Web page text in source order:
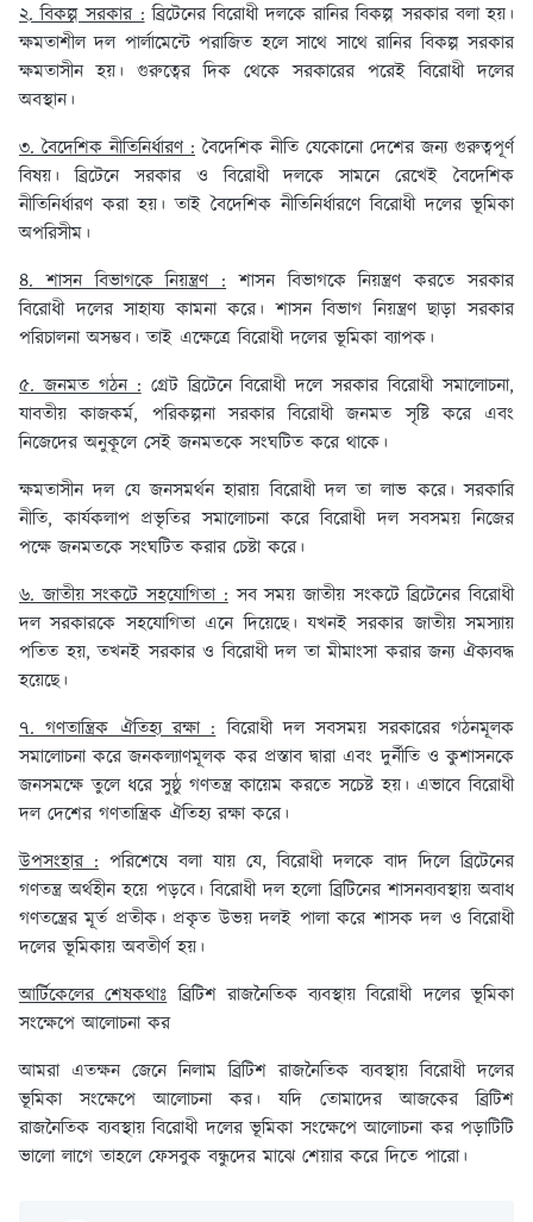
২. বিকল্প সরকার :ব্রিটেনের বিরোধী দলকে রানির বিকল্প সরকার বলা হয়।
ক্ষমতাশীল দল পার্লামেন্টে পরাজিত হলে সাথে সাথে রানির বিকল্প সরকার
ক্ষমতাসীন হয়। গুরুত্বের দিক থেকে সরকারের পরেই বিরোধী দলের
অবস্থান।
৩. বৈদেশিক নীতিনির্ধারণ : বৈদেশিক নীতি যেকোনো দেশের জন্য গুরুত্বপূর্ণ
বিষয়। ব্রিটেনে সরকার ও বিরোধী দলকে সামনে রেখেই বৈদেশিক
নীতিনির্ধারণ করা হয়। তাই বৈদেশিক নীতিনির্ধারণে বিরোধী দলের ভূমিকা
অপরিসীম।
৪. শাসন বিভাগকে নিয়ন্ত্রণ :শাসন বিভাগকে নিয়ন্ত্রণ করতে সরকার
বিরোধী দলের সাহায্য কামনা করে। শাসন বিভাগ নিয়ন্ত্রণ ছাড়া সরকার
পরিচালনা অসম্ভব। তাই এক্ষেত্রে বিরোধী দলের ভূমিকা ব্যাপক।
৫. জনমত গঠন :গ্রেট ব্রিটেনে বিরোধী দলে সরকার বিরোধী সমালোচনা,
যাবতীয় কাজকর্ম, পরিকল্পনা সরকার বিরোধী জনমত সৃষ্টি করে এবং
নিজেদের অনুকূলে সেই জনমতকে সংঘটিত করে থাকে।
ক্ষমতাসীন দল যে জনসমর্থন হারায় বিরোধী দল তা লাভ করে। সরকারি
নীতি, কার্যকলাপ প্রভৃতির সমালোচনা করে বিরোধী দল সবসময় নিজের
পক্ষে জনমতকে সংঘটিত করার চেষ্টা করে।
৬. জাতীয় সংকটে সহযোগিতা :সব সময় জাতীয় সংকটে ব্রিটেনের বিরোধী
দল সরকারকে সহযোগিতা এনে দিয়েছে। যখনই সরকার জাতীয় সমস্যায়
পতিত হয়, তখনই সরকার ও বিরোধী দল তা মীমাংসা করার জন্য ঐক্যবদ্ধ
হয়েছে।
৭. গণতান্ত্রিক ঐতিহ্য রক্ষা :বিরোধী দল সবসময় সরকারের গঠনমূলক
সমালোচনা করে জনকল্যাণমূলক কর প্রস্তাব দ্বারা এবং দুর্নীতি ও কুশাসনকে
জনসমক্ষে তুলে ধরে সুষ্ঠু গণতন্ত্র কায়েম করতে সচেষ্ট হয়। এভাবে বিরোধী
দল দেশের গণতান্ত্রিক ঐতিহ্য রক্ষা করে।
উপসংহার : পরিশেষে বলা যায় যে, বিরোধী দলকে বাদ দিলে ব্রিটেনের
গণতন্ত্র অর্থহীন হয়ে পড়বে। বিরোধী দল হলো ব্রিটিনের শাসনব্যবস্থায় অবাধ
গণতন্ত্রের মূর্ত প্রতীক। প্রকৃত উভয় দলই পালা করে শাসক দল ও বিরোধী
দলের ভূমিকায় অবতীর্ণ হয়।
আর্টিকেলের শেষকথাঃব্রিটিশ রাজনৈতিক ব্যবস্থায় বিরোধী দলের ভূমিকা
সংক্ষেপে আলোচনা কর
আমরা এতক্ষন জেনে নিলাম ব্রিটিশ রাজনৈতিক ব্যবস্থায় বিরোধী দলের
ভূমিকা সংক্ষেপে আলোচনা কর। যদি তোমাদের আজকের ব্রিটিশ
রাজনৈতিক ব্যবস্থায় বিরোধী দলের ভূমিকা সংক্ষেপে আলোচনা কর পড়াটিটি
ভালো লাগে তাহলে ফেসবুক বন্ধুদের মাঝে শেয়ার করে দিতে পারো।